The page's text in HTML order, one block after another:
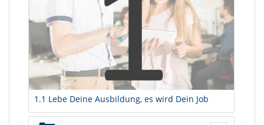
1.1 Lebe Deine Ausbildung, es wird Dein Job